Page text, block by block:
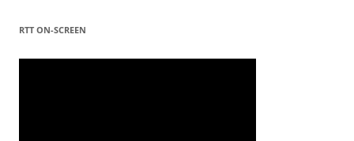
RTT ON-SCREEN